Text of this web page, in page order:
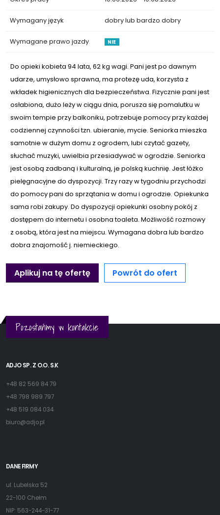
Wymagany język dobry lub bardzo dobry
Wymagane prawo jazdy NIE
Do opieki kobieta 94 lata, 62 kg wagi. Pani jest po dawnym
udarze, umysłowo sprawna, ma protezę uda, korzysta z
wkładek higienicznych dla bezpieczeństwa. Fizycznie pani jest
osłabiona, dużo leży w ciągu dnia, porusza się pomalutku w
swoim tempie przy balkoniku, potrzebuje pomocy przy każdej
codziennej czynności tzn. ubieranie, mycie. Seniorka mieszka
samotnie w dużym domu z ogrodem, lubi czytać gazety,
słuchać muzyki, uwielbia przesiadywać w ogrodzie. Seniorka
jest osobą zadbaną i kulturalną, je polską kuchnię. Jest łóżko
pielęgnacyjne do dyspozycji. Trzy razy w tygodniu przychodzi
do pomocy pani do sprzątania w domu i ogrodzie. Opiekunka
sama robi zakupy. Do dyspozycji opiekunki osobny pokój z
dostępem do internetu i osobna toaleta. Możliwość rozmowy
z osobą, która jest na miejscu. Wymagana dobra lub bardzo
dobra znajomość j. niemieckiego.
Aplikuj na tę ofertę Powrót do ofert
Pozostańmy w kontakcie
ADJO SP. Z O.O. S.K
+48 82 569 84 79
+48 798 989 797
+48 519 084 034
biuro@adjo.pl
DANE FIRMY
ul. Lubelska 52
22-100 Chełm
NIP: 563-244-31-77